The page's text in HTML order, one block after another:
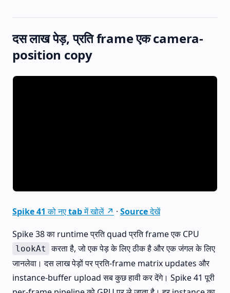
दस लाख पेड़, प्रति frame एक camera-
position copy
Spike 41 को नए tab में खोलें ↗ · Source देखें
Spike 38 का runtime प्रति quad प्रति frame एक CPU
lookAt करता है, जो एक पेड़ के लिए ठीक है और एक जंगल के लिए
जानलेवा। दस लाख पेड़ों पर प्रति-frame matrix updates और
instance-buffer upload सब कुछ हावी कर देंगे। Spike 41 पूरी